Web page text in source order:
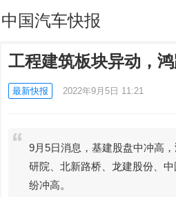
中国汽车快报
工程建筑板块异动，
最新快报 2022年9月5日 11:21
9月5日消息，基建股盘中冲高
研院、北新路桥、龙建股份、
纷冲高。